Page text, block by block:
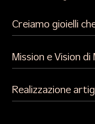
Creiamo gioielli
Mission e Vision di
Realizzazione